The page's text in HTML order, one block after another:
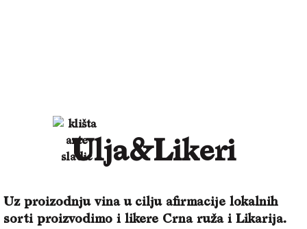
Ulja&Likeri
Uz proizodnju vina u cilju afirmacije lokalnih
sorti proizvodimo i likere Crna ruža i Likarija.